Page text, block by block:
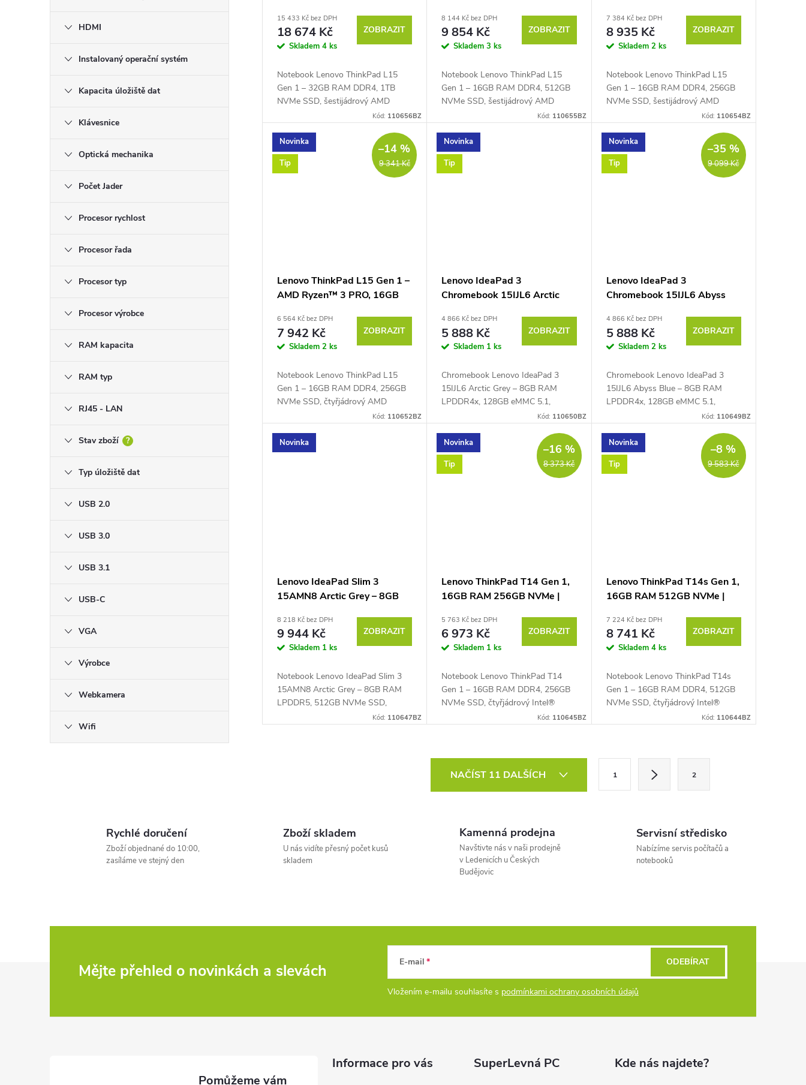
HDMI
Instalovaný operační systém
Kapacita úložiště dat
Klávesnice
Optická mechanika
Počet Jader
Procesor rychlost
Procesor řada
Procesor typ
Procesor výrobce
RAM kapacita
RAM typ
RJ45 - LAN
Stav zboží ?
Typ úložiště dat
USB 2.0
USB 3.0
USB 3.1
USB-C
VGA
Výrobce
Webkamera
Wifi
15 433 Kč bez DPH
18 674 Kč
Skladem 4 ks
ZOBRAZIT
Notebook Lenovo ThinkPad L15
Gen 1 – 32GB RAM DDR4, 1TB
NVMe SSD, šestijádrový AMD
Ryzen™ 5 PRO 4650U 2,1 GHz až
Full HD IPS displej 1920 × 1080...
Kód: 110656BZ
8 144 Kč bez DPH
9 854 Kč
Skladem3 ks
ZOBRAZIT
Notebook Lenovo ThinkPad L15
Gen 1 – 16GB RAM DDR4, 512GB
NVMe SSD, šestijádrový AMD
Ryzen™ 5 PRO 4650U 2,1 GHz až
Full HD IPS displej 1920 ×...
Kód: 110655BZ
7 384 Kč bez DPH
8 935 Kč
Skladem 2 ks
ZOBRAZIT
Notebook Lenovo ThinkPad L15
Gen 1 – 16GB RAM DDR4, 256GB
NVMe SSD, šestijádrový AMD
Ryzen™ 5 PRO 4650U 2,1 GHz až
Full HD IPS displej 1920 ×...
Kód: 110654BZ
Novinka
Tip
9 341 Kč
–14 %
Lenovo ThinkPad L15 Gen 1 –
AMD Ryzen™ 3 PRO, 16GB
6 564 Kč bez DPH
7 942 Kč
Skladem 2 ks
ZOBRAZIT
Notebook Lenovo ThinkPad L15
Gen 1 – 16GB RAM DDR4, 256GB
NVMe SSD, čtyřjádrový AMD
Ryzen™ 3 PRO 4450U 2,5 GHz až
Full HD IPS displej 1920 × 1080...
Kód: 110652BZ
Novinka
Tip
Lenovo IdeaPad 3
Chromebook 15IJL6 Arctic
4 866 Kč bez DPH
5 888 Kč
Skladem 1 ks
ZOBRAZIT
Chromebook Lenovo IdeaPad 3
15IJL6 Arctic Grey – 8GB RAM
LPDDR4x, 128GB eMMC 5.1,
dvoujádrový Intel® Celeron®
PassMark – 1775, 15,6" Full HD
IPS...
Kód: 110650BZ
Novinka
Tip
9 099 Kč
–35 %
Lenovo IdeaPad 3
Chromebook 15IJL6 Abyss
4 866 Kč bez DPH
5 888 Kč
Skladem 2 ks
ZOBRAZIT
Chromebook Lenovo IdeaPad 3
15IJL6 Abyss Blue – 8GB RAM
LPDDR4x, 128GB eMMC 5.1,
dvoujádrový Intel® Celeron®
PassMark – 1775, 15,6" Full HD IPS
displej...
Kód: 110649BZ
Novinka
Lenovo IdeaPad Slim 3
15AMN8 Arctic Grey – 8GB
8 218 Kč bez DPH
9 944 Kč
Skladem 1 ks
ZOBRAZIT
Notebook Lenovo IdeaPad Slim 3
15AMN8 Arctic Grey – 8GB RAM
LPDDR5, 512GB NVMe SSD,
čtyřjádrový AMD Ryzen™ 5 7520U
Kód: 110647BZ
Novinka
Tip
8 373 Kč
–16 %
Lenovo ThinkPad T14 Gen 1,
16GB RAM 256GB NVMe |
5 763 Kč bez DPH
6 973 Kč
Skladem 1 ks
ZOBRAZIT
Notebook Lenovo ThinkPad T14
Gen 1 – 16GB RAM DDR4, 256GB
NVMe SSD, čtyřjádrový Intel®
Core™ i5-10210U 1,6 GHz až 4,2
Kód: 110645BZ
Novinka
Tip
9 583 Kč
–8 %
Lenovo ThinkPad T14s Gen 1,
16GB RAM 512GB NVMe |
7 224 Kč bez DPH
8 741 Kč
Skladem 4 ks
ZOBRAZIT
Notebook Lenovo ThinkPad T14s
Gen 1 – 16GB RAM DDR4, 512GB
NVMe SSD, čtyřjádrový Intel®
Core™ i5-10310U 1,7 GHz (Turbo
Kód: 110644BZ
p
NAČÍST 11 DALŠÍCH 1 2
Rychlé doručení
Zboží objednané do 10:00,
zasíláme ve stejný den
Zboží skladem
U nás vidíte přesný počet kusů
skladem
Kamenná prodejna
Navštivte nás v naši prodejně
v Ledenicích u Českých
Budějovic
Servisní středisko
Nabízíme servis počítačů a
notebooků
Mějte přehled o novinkách a slevách E-mail
Vložením e-mailu souhlasíte s podmínkami ochrany osobních údajů
ODEBÍRAT
Informace pro vás SuperLevná PC Kde nás najdete?